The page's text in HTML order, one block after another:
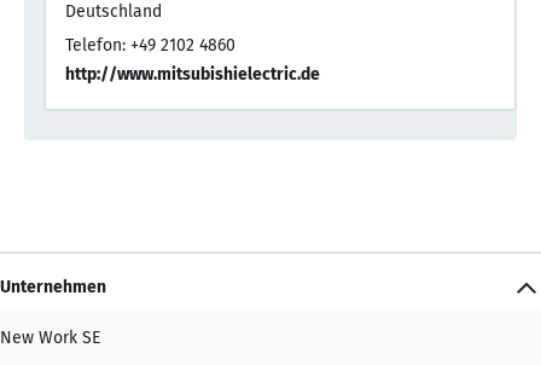
Deutschland
Telefon: +49 2102 4860
http://www.mitsubishielectric.de
Unternehmen
New Work SE